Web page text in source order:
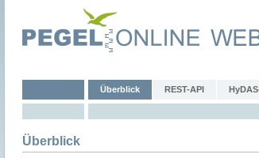
Überblick REST-API
Überblick